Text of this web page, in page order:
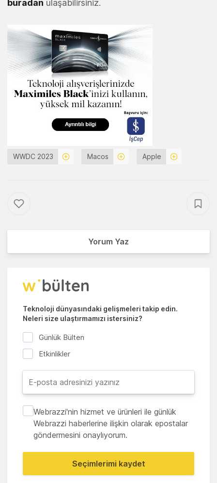
buradan ulaşabilirsiniz.
WWDC 2023 Macos Apple
Yorum Yaz
Teknoloji dünyasındaki gelişmeleri takip edin.
Neleri size ulaştırmamızı istersiniz?
Günlük Bülten
Etkinlikler
Webrazzi'nin hizmet ve ürünleri ile günlük
Webrazzi haberlerine ilişkin olarak epostalar
göndermesini onaylıyorum.
Seçimlerimi kaydet